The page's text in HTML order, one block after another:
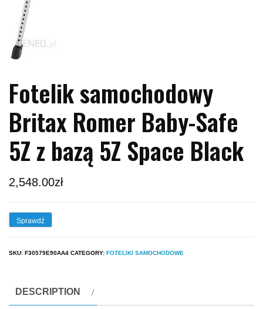
Fotelik samochodowy
Britax Romer Baby-Safe
5Z z bazą 5Z Space Black
2,548.00zł
Sprawdź
SKU: F30579E90AA4 CATEGORY: FOTELIKI SAMOCHODOWE
DESCRIPTION